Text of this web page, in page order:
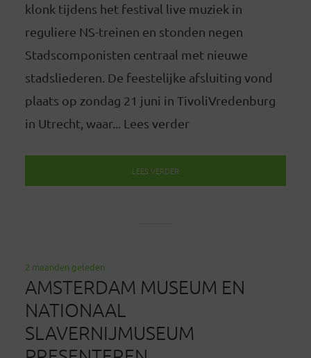
klonk tijdens het festival live muziek in
reguliere NS-treinen en stonden negen
Stadscomponisten centraal met nieuwe
stadsliederen. De feestelijke afsluiting vond
plaats op zondag 21 juni in TivoliVredenburg
in Utrecht, waar... Lees verder
LEES VERDER
2 maanden geleden
AMSTERDAM MUSEUM EN
NATIONAAL
SLAVERNIJMUSEUM